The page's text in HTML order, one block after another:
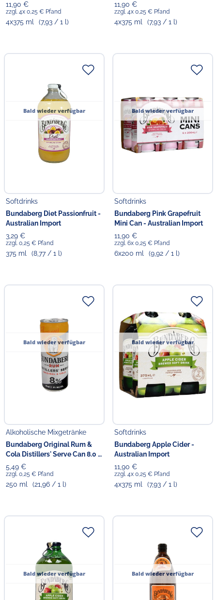
11,90 €
zzgl. 4x 0,25 € Pfand
4x375 ml (7,93 / 1 l)
11,90 €
zzgl. 4x 0,25 € Pfand
4x375 ml (7,93 / 1 l)
Bald wieder verfügbar
Softdrinks
Bundaberg Diet Passionfruit -
Australian Import
3,29 €
zzgl. 0,25 € Pfand
375 ml (8,77 / 1 l)
Bald wieder verfügbar
Softdrinks
Bundaberg Pink Grapefruit
Mini Can - Australian Import
11,90 €
zzgl. 6x 0,25 € Pfand
6x200 ml (9,92 / 1 l)
Bald wieder verfügbar
Alkoholische Mixgetränke
Bundaberg Original Rum &
Cola Distillers' Serve Can 8.0 %
vol.
5,49 €
zzgl. 0,25 € Pfand
250 ml (21,96 / 1 l)
Bald wieder verfügbar
Softdrinks
Bundaberg Apple Cider -
Australian Import
11,90 €
zzgl. 4x 0,25 € Pfand
4x375 ml (7,93 / 1 l)
Bald wieder verfügbar Bald wieder verfügbar